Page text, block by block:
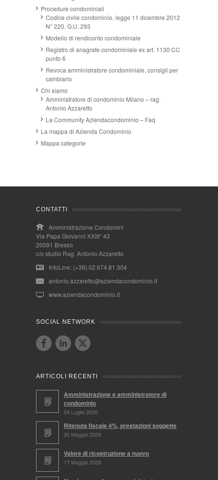
Procedure condominiali
Codice civile condominio, legge 11 dicembre 2012
N° 220, G.U. 293
Modello di rendiconto condominiale
Registro di anagrafe condominiale ex art. 1130 CC
punto 6
Revoca amministratore condominiale, consigli per
cambiarlo
Chi siamo
Amministratore di condominio Milano – rag.
Antonio Azzaretto
La Community Aziendacondominio – Faq
La mappa di Azienda Condominio
Mappa categorie
CONTATTI
Amministrazione Condomini
Via Papa Giovanni XXIII° 43
20091 Bresso
c/o studio Rag. Antonio Azzaretto
InfoLine: (+39) 02.674.81.304
antonio.azzaretto@aziendacondominio.it
www.aziendacondominio.it
SOCIAL NETWORK
ARTICOLI RECENTI
Amministrazione e amministratore di
condominio
24 Luglio 2026
Ritenuta fiscale 4%, prestazioni soggette
30 Maggio 2026
Valore di ricostruzione a nuovo
17 Maggio 2026